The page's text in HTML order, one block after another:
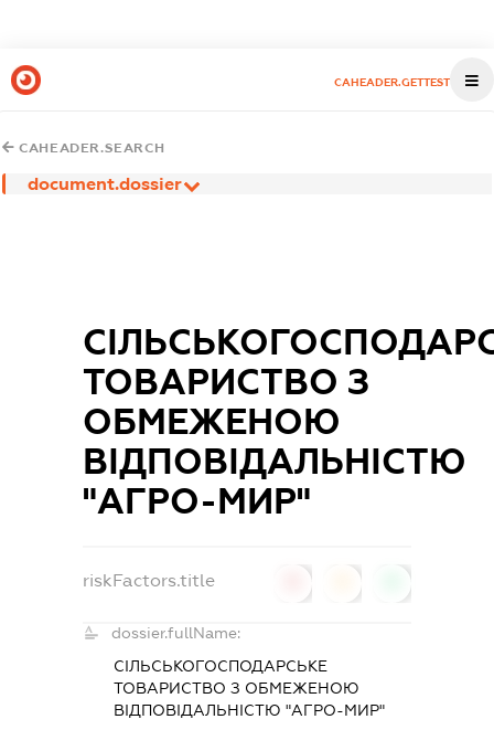
CAHEADER.GETTEST
CAHEADER.SEARCH
document.dossier
ТОВАРИСТВО З
ОБМЕЖЕНОЮ
ВІДПОВІДАЛЬНІСТЮ
"АГРО-МИР"
riskFactors.title
dossier.fullName:
СІЛЬСЬКОГОСПОДАРСЬКЕ
ТОВАРИСТВО З ОБМЕЖЕНОЮ
ВІДПОВІДАЛЬНІСТЮ "АГРО-МИР"